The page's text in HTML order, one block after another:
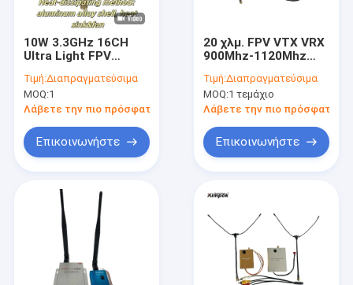
10W 3.3GHz 16CH
Ultra Light FPV
μετάδοση εικόνας μη
επανδρωμένου
αεροσκάφους
Τιμή:Διαπραγματεύσιμα
MOQ:1
Λάβετε την πιο πρόσφατη τιμή
Επικοινωνήστε
20 χλμ. FPV VTX VRX
900Mhz-1120Mhz
Ιδανικό για τους
λάτρεις των Drones
Τιμή:Διαπραγματεύσιμα
MOQ:1 τεμάχιο
Λάβετε την πιο πρόσφατη
Επικοινωνήστε